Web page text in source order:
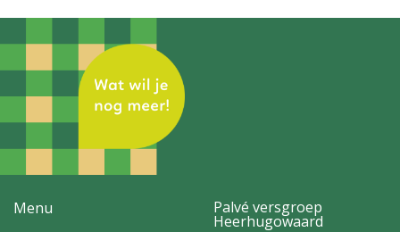
Menu Palvé versgroep
Heerhugowaard